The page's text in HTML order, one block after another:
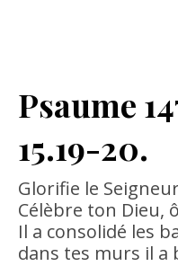
Psaume
15.19-20.
Glorifie le
Célèbre ton Dieu,
Il a consolidé les
dans tes murs il a